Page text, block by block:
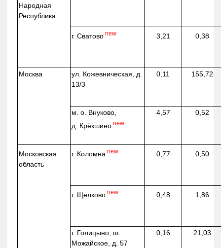
Народная
Республика
г. Сватово new 3,21 0,38
Москва ул. Кожевническая, д.
13/3
0,11 155,72
м. о. Внуково,
д. Крёкшино new
4,57 0,52
Московская
область
г. Коломна new 0,77 0,50
г. Щелково new 0,48 1,86
г. Голицыно, ш.
Можайское, д. 57
0,16 21,03